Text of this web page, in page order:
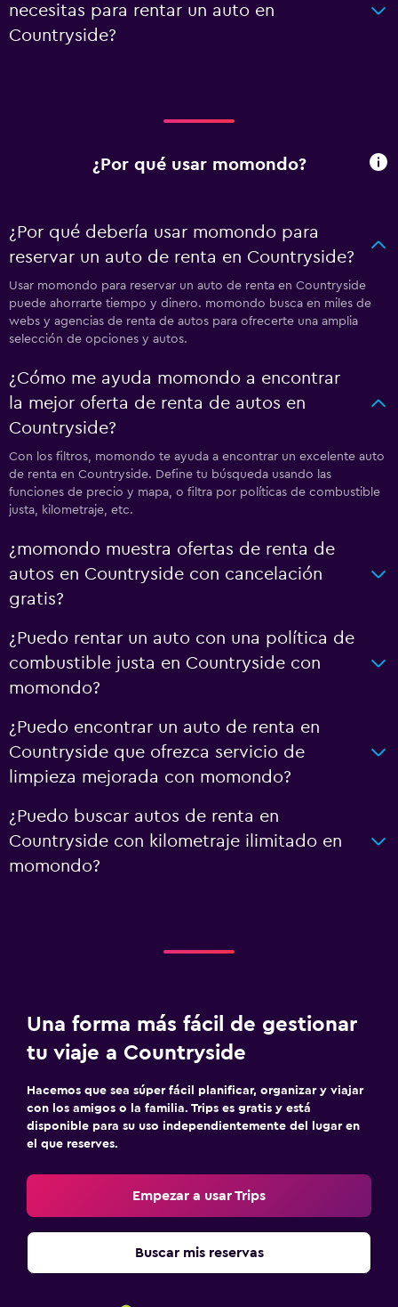
necesitas para rentar un auto en
Countryside?
¿Por qué usar momondo?
¿Por qué debería usar momondo para
reservar un auto de renta en Countryside?
Usar momondo para reservar un auto de renta en Countryside
puede ahorrarte tiempo y dinero. momondo busca en miles de
webs y agencias de renta de autos para ofrecerte una amplia
selección de opciones y autos.
¿Cómo me ayuda momondo a encontrar
la mejor oferta de renta de autos en
Countryside?
Con los filtros, momondo te ayuda a encontrar un excelente auto
de renta en Countryside. Define tu búsqueda usando las
funciones de precio y mapa, o filtra por políticas de combustible
justa, kilometraje, etc.
¿momondo muestra ofertas de renta de
autos en Countryside con cancelación
gratis?
¿Puedo rentar un auto con una política de
combustible justa en Countryside con
momondo?
¿Puedo encontrar un auto de renta en
Countryside que ofrezca servicio de
limpieza mejorada con momondo?
¿Puedo buscar autos de renta en
Countryside con kilometraje ilimitado en
momondo?
Una forma más fácil de gestionar
tu viaje a Countryside
Hacemos que sea súper fácil planificar, organizar y viajar
con los amigos o la familia. Trips es gratis y está
disponible para su uso independientemente del lugar en
el que reserves.
Empezar a usar Trips
Buscar mis reservas